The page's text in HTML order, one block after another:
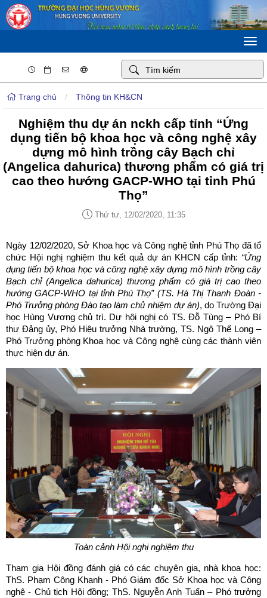
Trang chủ / Thông tin KH&CN
Nghiệm thu dự án nckh cấp tỉnh “Ứng
dụng tiến bộ khoa học và công nghệ xây
dựng mô hình trồng cây Bạch chỉ
(Angelica dahurica) thương phẩm có giá trị
cao theo hướng GACP-WHO tại tỉnh Phú
Thọ”
Thứ tư, 12/02/2020, 11:35
Ngày 12/02/2020, Sở Khoa học và Công nghệ tỉnh Phú Thọ đã tổ
chức Hội nghị nghiệm thu kết quả dự án KHCN cấp tỉnh: “Ứng
dụng tiến bộ khoa học và công nghệ xây dựng mô hình trồng cây
Bạch chỉ (Angelica dahurica) thương phẩm có giá trị cao theo
hướng GACP-WHO tại tỉnh Phú Thọ” (TS. Hà Thị Thanh Đoàn -
Phó Trưởng phòng Đào tạo làm chủ nhiệm dự án), do Trường Đại
học Hùng Vương chủ trì. Dự hội nghị có TS. Đỗ Tùng – Phó Bí
thư Đảng ủy, Phó Hiệu trưởng Nhà trường, TS. Ngô Thế Long –
Phó Trưởng phòng Khoa học và Công nghệ cùng các thành viên
thực hiện dự án.
Toàn cảnh Hội nghị nghiệm thu
Tham gia Hội đồng đánh giá có các chuyên gia, nhà khoa học:
ThS. Phạm Công Khanh - Phó Giám đốc Sở Khoa học và Công
nghệ - Chủ tịch Hội đồng; ThS. Nguyễn Anh Tuấn – Phó trưởng